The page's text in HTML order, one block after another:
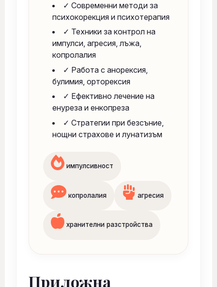
✓ Современни методи за
психокорекция и психотерапия
✓ Техники за контрол на
импулси, агресия, лъжа,
копролалия
✓ Работа с анорексия,
булимия, орторексия
✓ Ефективно лечение на
енуреза и енкопреза
✓ Стратегии при безсъние,
нощни страхове и лунатизъм
импулсивност
копролалия агресия
хранителни разстройства
Приложна